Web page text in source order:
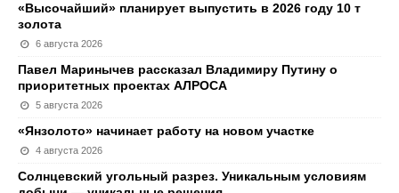
«Высочайший» планирует выпустить в 2026 году 10 т
золота
6 августа 2026
Павел Маринычев рассказал Владимиру Путину о
приоритетных проектах АЛРОСА
5 августа 2026
«Янзолото» начинает работу на новом участке
4 августа 2026
Солнцевский угольный разрез. Уникальным условиям